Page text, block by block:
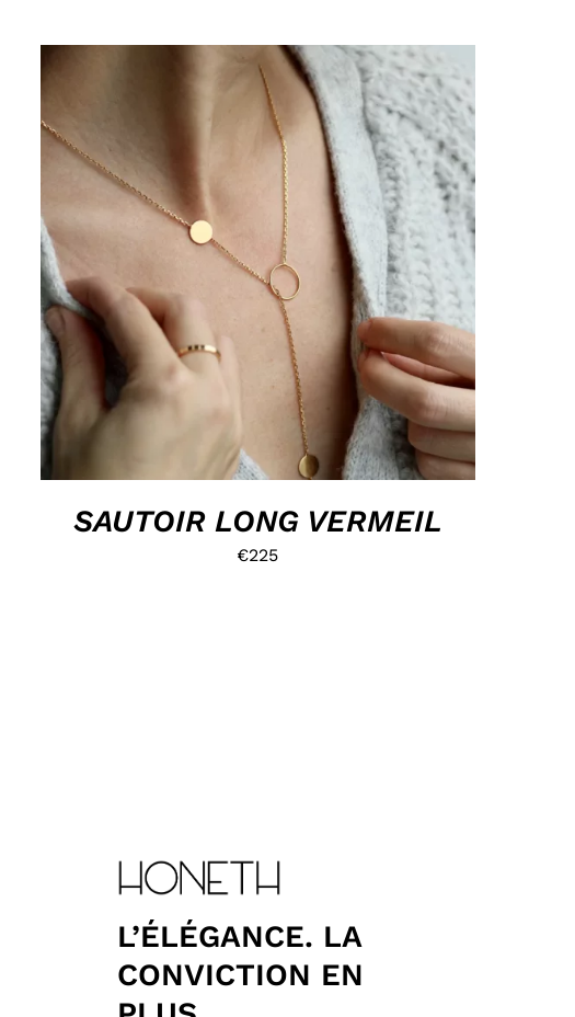
HOP, DANS MON PANIER ! DÉTAILS
SAUTOIR LONG VERMEIL
€225
L’ÉLÉGANCE. LA
CONVICTION EN